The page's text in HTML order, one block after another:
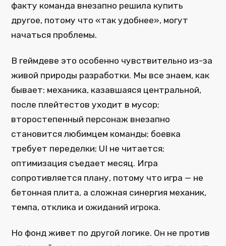
факту команда внезапно решила купить
другое, потому что «так удобнее», могут
начаться проблемы.
В геймдеве это особенно чувствительно из-за
живой природы разработки. Мы все знаем, как
бывает: механика, казавшаяся центральной,
после плейтестов уходит в мусор;
второстепенный персонаж внезапно
становится любимцем команды; боевка
требует переделки; UI не читается;
оптимизация съедает месяц. Игра
сопротивляется плану, потому что игра — не
бетонная плита, а сложная синергия механик,
темпа, отклика и ожиданий игрока.
Но фонд живет по другой логике. Он не против